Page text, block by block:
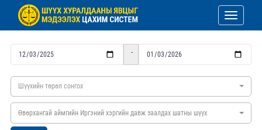
Toggle
-
Шүүхийн төрөл сонгох
Өвөрхангай аймгийн Иргэний хэргийн давж заалдах шатны шүүх